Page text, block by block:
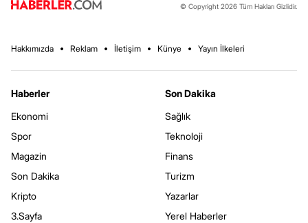
© Copyright 2026 Tüm Hakları Gizlidir.
Hakkımızda Reklam İletişim Künye Yayın İlkeleri
Haberler
Ekonomi
Spor
Magazin
Son Dakika
Kripto
3.Sayfa
Son Dakika
Sağlık
Teknoloji
Finans
Turizm
Yazarlar
Yerel Haberler